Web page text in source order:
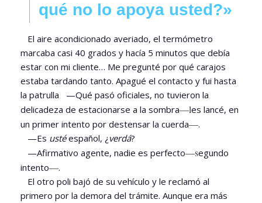
qué no lo apoya usted?»
El aire acondicionado averiado, el termómetro
marcaba casi 40 grados y hacía 5 minutos que debía
estar con mi cliente… Me pregunté por qué carajos
estaba tardando tanto. Apagué el contacto y fui hasta
la patrulla —Qué pasó oficiales, no tuvieron la
delicadeza de estacionarse a la sombra—les lancé, en
un primer intento por destensar la cuerda—.
—Es ustéespañol, ¿ verdá?
—Afirmativo agente, nadie es perfecto—segundo
intento—.
El otro poli bajó de su vehículo y le reclamó al
primero por la demora del trámite. Aunque era más